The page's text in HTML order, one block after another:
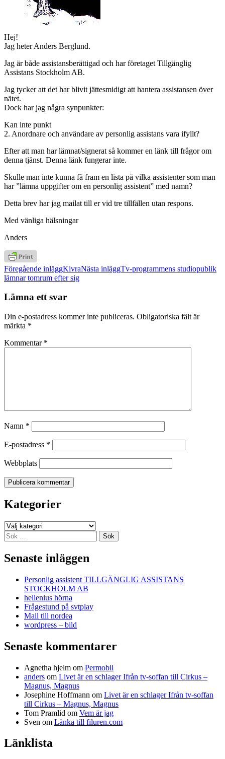
Hej!
Jag heter Anders Berglund.
Jag är både assistansberättigad och har företaget Tillgänglig
Assistans Stockholm AB.
Jag tycker att det har blivit jättesmidigt att hantera assistansen över
nätet.
Dock har jag några synpunkter:
Kan inte punkt
2. Anordnare och användare av personlig assistans vara ifyllt?
Efter att man har lämnat/signerat så kommer en länk till frågor om
denna tjänst. Denna länk fungerar inte.
Skulle man inte kunna få fram en lista på vilka assistenter som man
har ”lämna uppgifter om en personlig assistent” med namn?
Detta brev har jag mailat till er vid tre tillfällen utan respons.
Med vänliga hälsningar
Anders
Inläggsnavigering
Föregående inläggKivraNästa inläggTv-programmens studiopublik
lämnar tomrum efter sig
Lämna ett svar
Din e-postadress kommer inte publiceras. Obligatoriska fält är
märkta *
Kommentar *
Namn *
E-postadress *
Webbplats
Kategorier
Kategorier
Sök
efter:
Senaste inläggen
Personlig assistent TILLGÄNGLIG ASSISTANS
STOCKHOLM AB
hellenius hörna
Frågestund på svtplay
Mail till nordea
wordpress – bild
Senaste kommentarer
Agnetha hjelm om Permobil
anders om Livet är en schlager Ifrån tv-soffan till Cirkus –
Magnus, Magnus
Josephine Hoffmann om Livet är en schlager Ifrån tv-soffan
till Cirkus – Magnus, Magnus
Tom Pramlid om Vem är jag
Sven om Länka till filuren.com
Länklista